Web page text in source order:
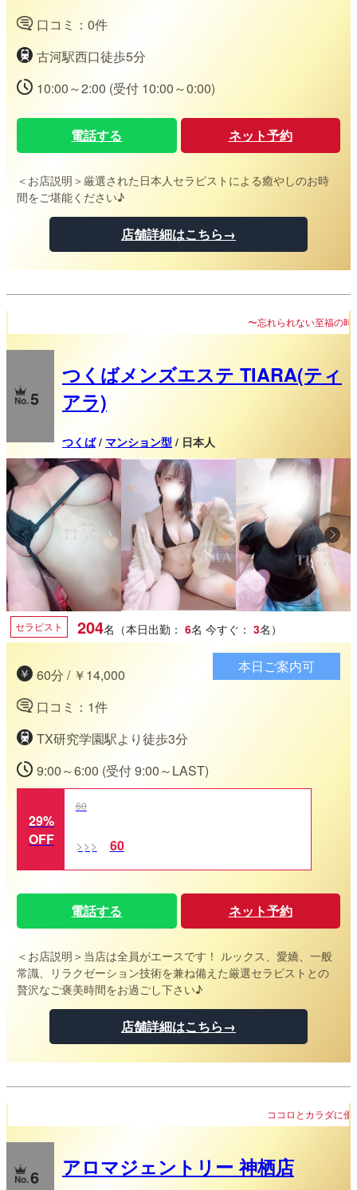
口コミ：0件
古河駅西口徒歩5分
10:00～2:00 (受付 10:00～0:00)
電話する ネット予約
＜お店説明＞ 厳選された日本人セラピストによる癒やしのお時
間をご堪能ください♪
店舗詳細はこちら→
5
つくばメンズエステ TIARA(ティ
アラ)
つくば/ マンション型 / 日本人
セラピスト 204名（本日出勤： 6名 今すぐ： 3名）
60分 / ￥14,000
口コミ：1件
TX研究学園駅より徒歩3分
9:00～6:00 (受付 9:00～LAST)
本日ご案内可
29%
OFF
60
60
電話する ネット予約
＜お店説明＞ 当店は全員がエースです！ ルックス、愛嬌、一般
常識、リラクゼーション技術を兼ね備えた厳選セラピストとの
贅沢なご褒美時間をお過ごし下さい♪
店舗詳細はこちら→
6 アロマジェントリー 神栖店